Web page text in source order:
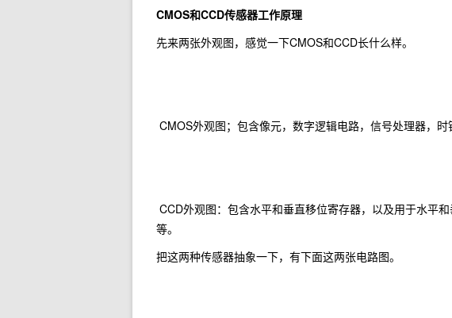
CMOS和CCD传感器工作原理
先来两张外观图，感觉一下CMOS和CCD长什么样。
CMOS外观图；包含像元，数字逻辑电路，信号处理器，时
CCD外观图：包含水平和垂直移位寄存器，以及用于水平
等。
把这两种传感器抽象一下，有下面这两张电路图。